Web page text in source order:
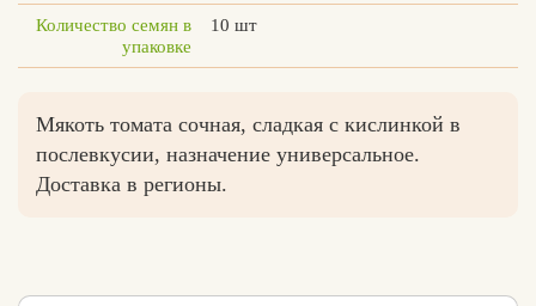
Количество семян в
упаковке
10 шт
Мякоть томата сочная, сладкая с кислинкой в
послевкусии, назначение универсальное.
Доставка в регионы.